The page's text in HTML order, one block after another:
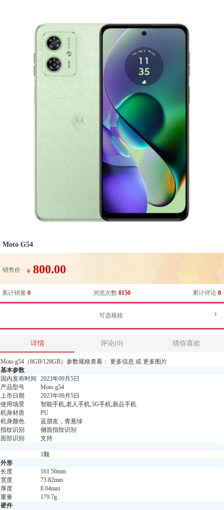
Moto G54
销售价 ￥ 800.00
累计销量 0 浏览次数 8150 累计评论 0
可选规格
详情 评论(0) 猜你喜欢
Moto g54（8GB/128GB）参数规格查看： 更多信息 或 更多图片
基本参数
国内发布时间
2023年09月5日
产品型号
Moto g54
上市日期
2023年09月5日
使用场景
智能手机,老人手机,5G手机,新品手机
机身材质
PU
机身颜色
蓝朋友，青葱绿
指纹识别
侧面指纹识别
面部识别
支持
1颗
外形
长度
161.56mm
宽度
73.82mm
厚度
8.04mm
重量
179.7g
硬件